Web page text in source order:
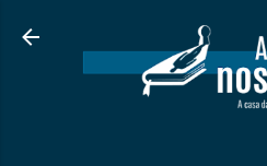
Pular para o